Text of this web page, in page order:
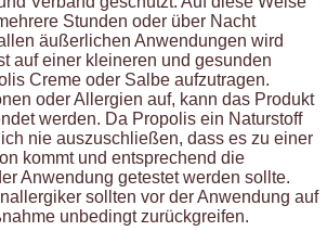
Stunden oder über Nacht
äußerlichen Anwendungen wird
auf einer kleineren und gesunden
Creme oder Salbe aufzutragen.
oder Allergien auf, kann das Produkt
werden. Da Propolis ein Naturstoff
nie auszuschließen, dass es zu einer
kommt und entsprechend die
Anwendung getestet werden sollte.
sollten vor der Anwendung auf
unbedingt zurückgreifen.